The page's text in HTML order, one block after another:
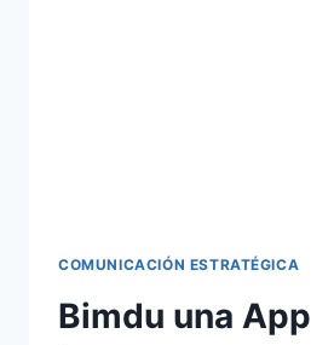
COMUNICACIÓN ESTRATÉGICA
Bimdu una App